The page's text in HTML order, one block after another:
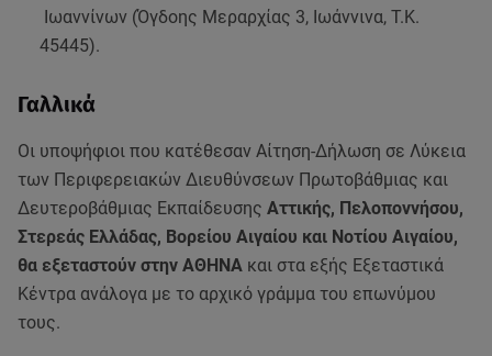
Ιωαννίνων (Όγδοης Μεραρχίας 3, Ιωάννινα, Τ.Κ.
45445).
Γαλλικά
Οι υποψήφιοι που κατέθεσαν Αίτηση-Δήλωση σε Λύκεια
των Περιφερειακών Διευθύνσεων Πρωτοβάθμιας και
Δευτεροβάθμιας Εκπαίδευσης Αττικής, Πελοποννήσου,
Στερεάς Ελλάδας, Βορείου Αιγαίου και Νοτίου Αιγαίου,
θα εξεταστούν στην ΑΘΗΝΑ και στα εξής Εξεταστικά
Κέντρα ανάλογα με το αρχικό γράμμα του επωνύμου
τους.